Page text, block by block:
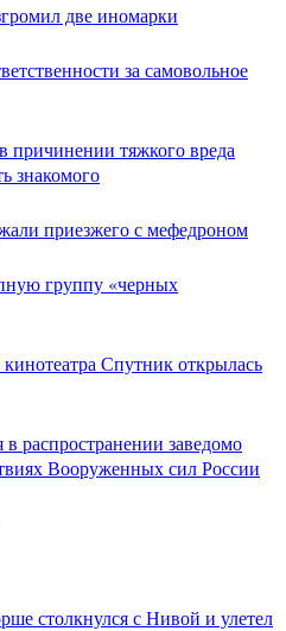
две иномарки
за самовольное
тяжкого вреда
знакомого
приезжего с мефедроном
группу «черных
Спутник открылась
распространении заведомо
Вооруженных сил России
столкнулся с Нивой и улетел